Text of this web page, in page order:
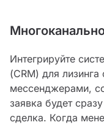
Интегрируйте
(CRM) для
мессенджерами,
заявка будет
сделка. Когда